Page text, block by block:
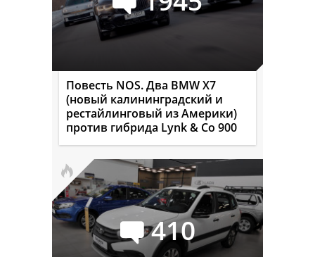
Повесть NOS. Два BMW X7
(новый калининградский и
рестайлинговый из Америки)
против гибрида Lynk & Co 900
410